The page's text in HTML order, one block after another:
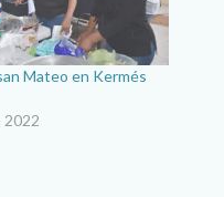
Mateo en Kermés
2022